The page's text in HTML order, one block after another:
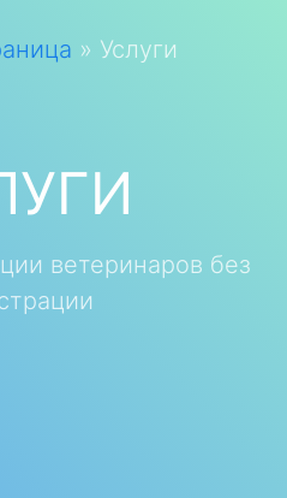
» Услуги
ветеринаров без